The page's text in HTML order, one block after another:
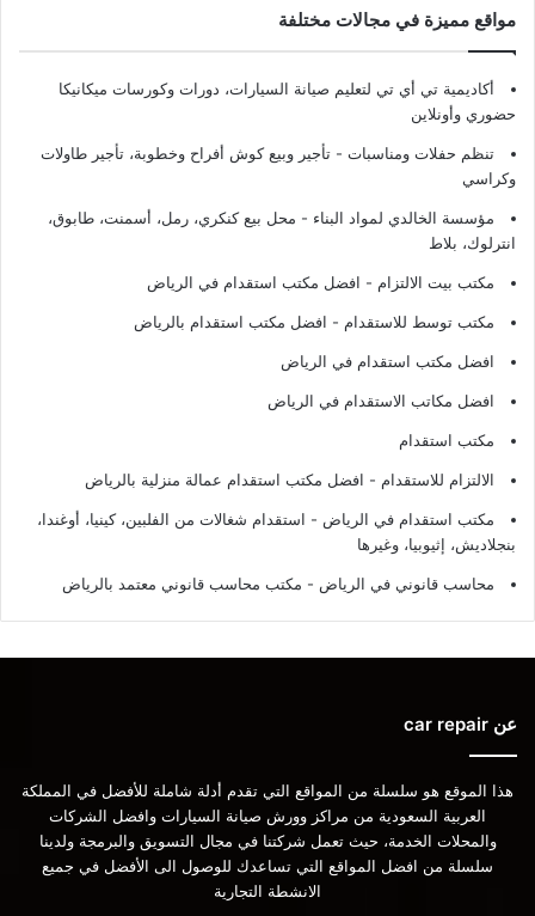
مواقع مميزة في مجالات مختلفة
أكاديمية تي أي تي لتعليم صيانة السيارات، دورات وكورسات ميكانيكا
حضوري وأونلاين
تنظم حفلات ومناسبات - تأجير وبيع كوش أفراح وخطوبة، تأجير طاولات
وكراسي
مؤسسة الخالدي لمواد البناء - محل بيع كنكري، رمل، أسمنت، طابوق،
انترلوك، بلاط
مكتب بيت الالتزام - افضل مكتب استقدام في الرياض
مكتب توسط للاستقدام - افضل مكتب استقدام بالرياض
افضل مكتب استقدام في الرياض
افضل مكاتب الاستقدام في الرياض
مكتب استقدام
الالتزام للاستقدام - افضل مكتب استقدام عمالة منزلية بالرياض
مكتب استقدام في الرياض - استقدام شغالات من الفلبين، كينيا، أوغندا،
بنجلاديش، إثيوبيا، وغيرها
محاسب قانوني في الرياض - مكتب محاسب قانوني معتمد بالرياض
عن car repair
هذا الموقع هو سلسلة من المواقع التي تقدم أدلة شاملة للأفضل في المملكة
العربية السعودية من مراكز وورش صيانة السيارات وافضل الشركات
والمحلات الخدمة، حيث تعمل شركتنا في مجال التسويق والبرمجة ولدينا
سلسلة من افضل المواقع التي تساعدك للوصول الى الأفضل في جميع
الانشطة التجارية